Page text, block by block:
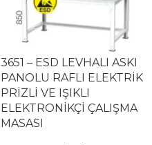
3651 – ESD LEVHALI ASKI
PANOLU RAFLI ELEKTRİK
PRİZLİ VE IŞIKLI
ELEKTRONİKÇİ ÇALIŞMA
MASASI